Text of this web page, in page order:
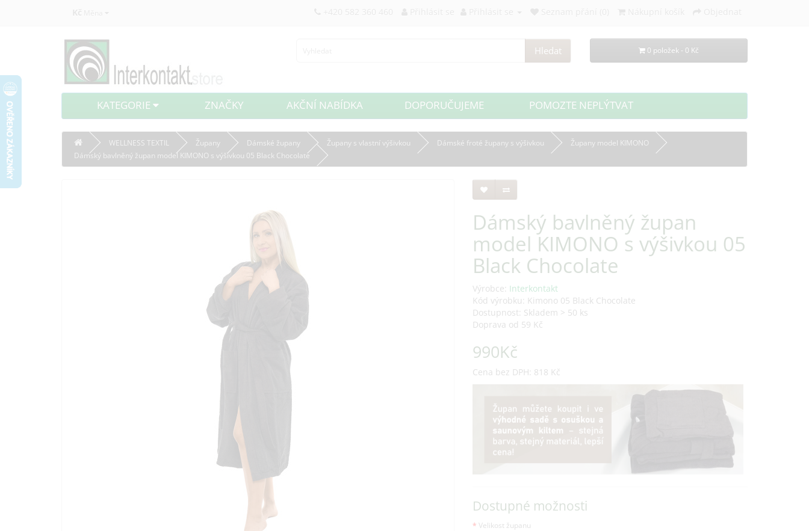
Kč Měna +420 582 360 460 Přihlásit se Přihlásit se Seznam přání (0) Objednat
Hledat 0 položek - 0 Kč
KATEGORIE ZNAČKY AKČNÍ NABÍDKA DOPORUČUJEME POMOZTE NEPLÝTVAT
WELLNESS TEXTIL Župany Dámské župany Župany s vlastní výšivkou Dámské froté župany s výšivkou
Župany model KIMONO
Dámský bavlněný župan model KIMONO s výšivkou 05 Black Chocolate
Dámský bavlněný župan
model KIMONO s výšivkou 05
Black Chocolate
Výrobce: Interkontakt
Kód výrobku: Kimono 05 Black Chocolate
Dostupnost: Skladem > 50 ks
Doprava od 59 Kč
990Kč
Cena bez DPH: 818 Kč
Dostupné možnosti
Velikost županu